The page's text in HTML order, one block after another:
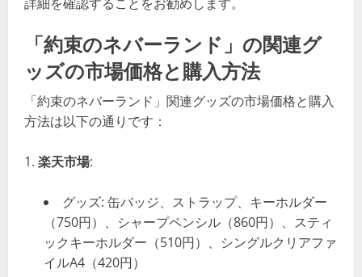
「約束のネバーランド」の関連グ
ッズの市場価格と購入方法
「約束のネバーランド」関連グッズの市場価格と購入
方法は以下の通りです：
楽天市場:
グッズ: 缶バッジ、ストラップ、キーホルダー
（750円）、シャープペンシル（860円）、スティ
ックキーホルダー（510円）、シングルクリアファ
イルA4（420円）